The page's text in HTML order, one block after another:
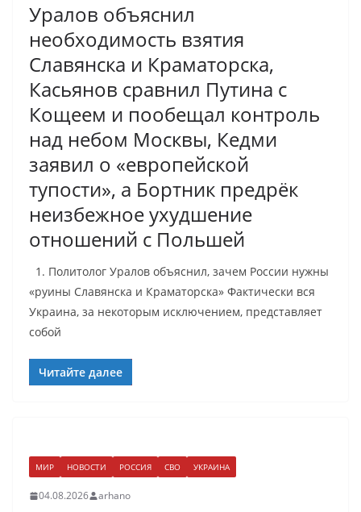
Уралов объяснил
необходимость взятия
Славянска и Краматорска,
Касьянов сравнил Путина с
Кощеем и пообещал контроль
над небом Москвы, Кедми
заявил о «европейской
тупости», а Бортник предрёк
неизбежное ухудшение
отношений с Польшей
1. Политолог Уралов объяснил, зачем России нужны
«руины Славянска и Краматорска» Фактически вся
Украина, за некоторым исключением, представляет
собой
Читайте далее
МИР НОВОСТИ РОССИЯ СВО УКРАИНА
04.08.2026 arhano